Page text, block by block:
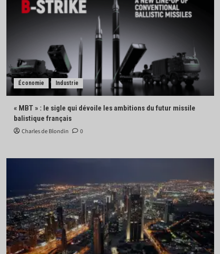
Économie Industrie
« MBT » : le sigle qui dévoile les ambitions du futur missile
balistique français
Charles de Blondin 0